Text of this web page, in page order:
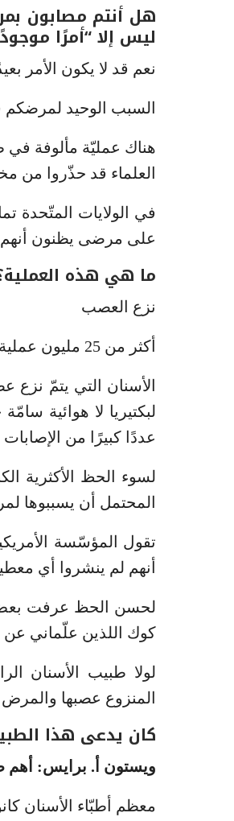
هل أنتم مصابون
ليس إلا “أمرًا
نعم قد لا يكون الأمر
السبب الوحيد
هناك عمليّة مألوفة
العلماء قد حذّروا من
على مرضى يظنون أنهم
ما هي هذه
نزع العصب
أكثر من 25 مليون عملية لنزع عصب الأضراس تجرى كل سنة في الولايات المتحدة الأمريكية.
الأسنان التي يتمّ
لبكتيريا لا هوائية
عددًا كبيرًا من
لسوء الحظ الأكثرية
المحتمل أن يسببوها
تقول المؤسّسة
أنهم لم ينشروا أي
لحسن الحظ عرفت بعض
كوك اللذين علّماني عن
لولا طبيب الأسنان
المنزوع عصبها
كان يدعى هذا
ويستون أ. برايس: أهم
معظم أطبّاء الأسنان